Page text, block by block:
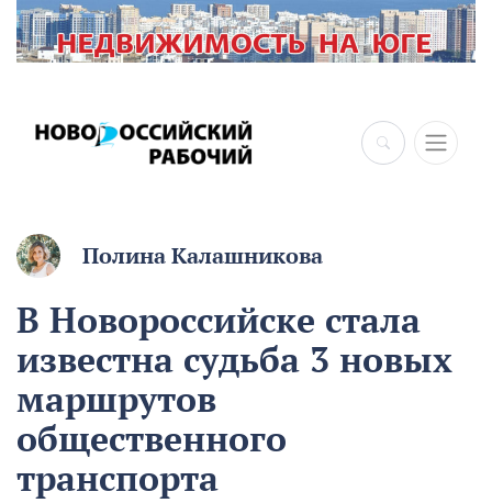
×
Полина Калашникова
В Новороссийске стала
известна судьба 3 новых
маршрутов
общественного
транспорта